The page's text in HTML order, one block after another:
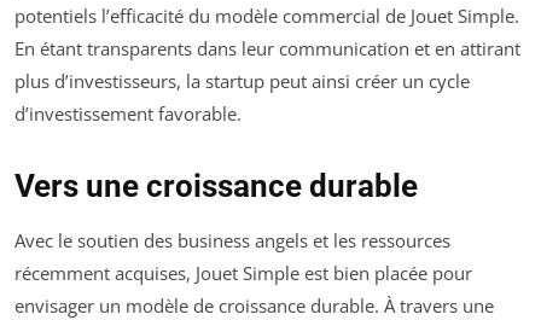
potentiels l’efficacité du modèle commercial de Jouet Simple.
En étant transparents dans leur communication et en attirant
plus d’investisseurs, la startup peut ainsi créer un cycle
d’investissement favorable.
Vers une croissance durable
Avec le soutien des business angels et les ressources
récemment acquises, Jouet Simple est bien placée pour
envisager un modèle de croissance durable. À travers une